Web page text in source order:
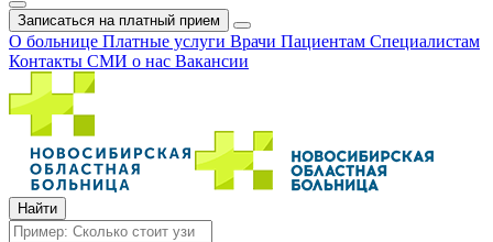
Записаться на платный прием
О больнице Платные услуги Врачи Пациентам Специалистам
Контакты СМИ о нас Вакансии